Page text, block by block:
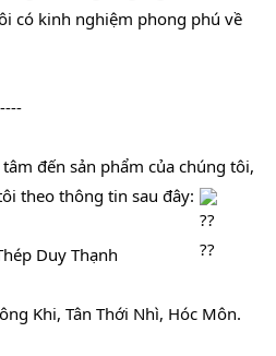
có kinh nghiệm phong phú về
đến sản phẩm của chúng tôi,
theo thông tin sau đây:
Duy Thạnh
Khi, Tân Thới Nhì, Hóc Môn.